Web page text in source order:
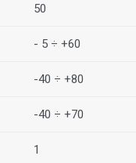
50
- 5 ÷ +60
-40 ÷ +80
-40 ÷ +70
1